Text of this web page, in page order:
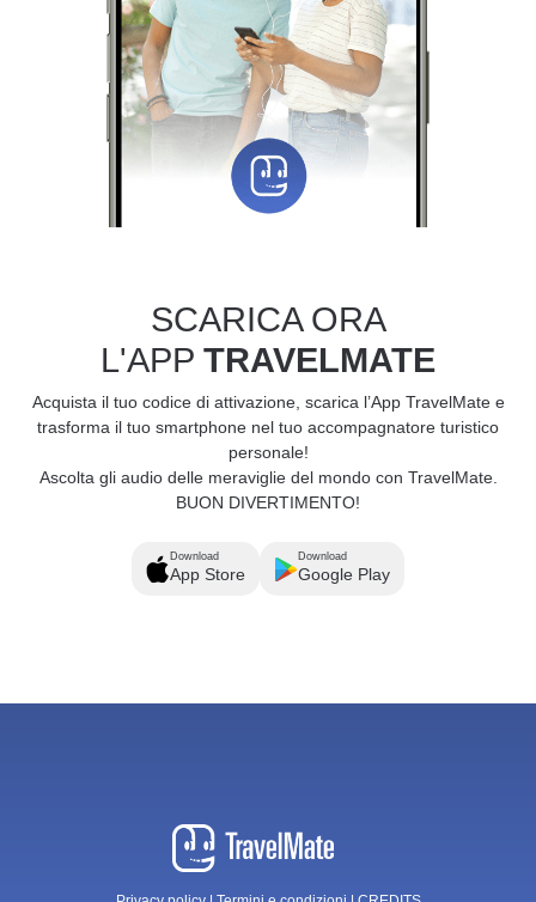
SCARICA ORA
L'APP TRAVELMATE
Acquista il tuo codice di attivazione, scarica l’App TravelMate e
trasforma il tuo smartphone nel tuo accompagnatore turistico
personale!
Ascolta gli audio delle meraviglie del mondo con TravelMate.
BUON DIVERTIMENTO!
Download
App Store
Download
Google Play